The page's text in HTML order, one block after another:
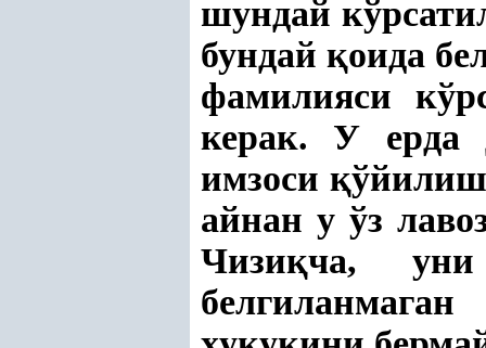
шундай
бундай қоида
фамилияси
керак. У ерда
имзоси қ
айнан у ўз
Чизиқча,